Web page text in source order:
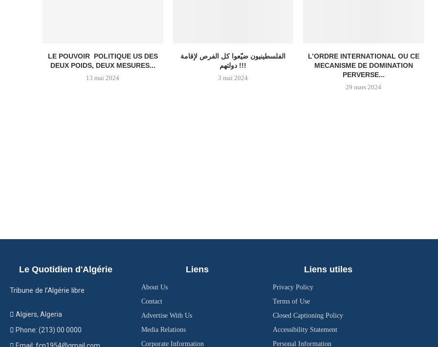
LE POUVOIR POLITIQUE US DES
DEUX POIDS, DEUX MESURES...
13 mai 2024
الفلسطينيون ضيّعوا كل الفرص لإقامة
دولتهم !!!
3 mai 2024
L’ORDRE INTERNATIONAL OU CE
MECANISME DE DOMINATION
PERVERSE...
29 mars 2024
Le Quotidien d'Algérie
Tribune de l’Algérie libre
Algiers, Algeria
Phone: (213) 00 0000
Email: fcn1954@gmail.com
Liens
About Us
Contact
Advertise With Us
Media Relations
Corporate Information
Liens utiles
Privacy Policy
Terms of Use
Closed Captioning Policy
Accessibility Statement
Personal Information